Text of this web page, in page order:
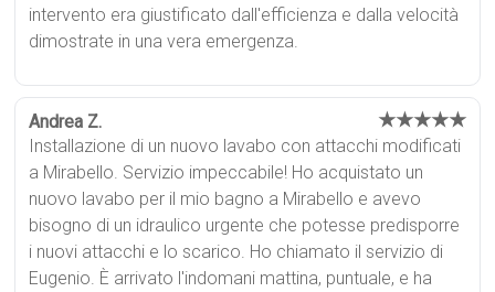
intervento era giustificato dall'efficienza e dalla velocità
dimostrate in una vera emergenza.
Andrea Z. ★★★★★
Installazione di un nuovo lavabo con attacchi modificati
a Mirabello. Servizio impeccabile! Ho acquistato un
nuovo lavabo per il mio bagno a Mirabello e avevo
bisogno di un idraulico urgente che potesse predisporre
i nuovi attacchi e lo scarico. Ho chiamato il servizio di
Eugenio. È arrivato l'indomani mattina, puntuale, e ha